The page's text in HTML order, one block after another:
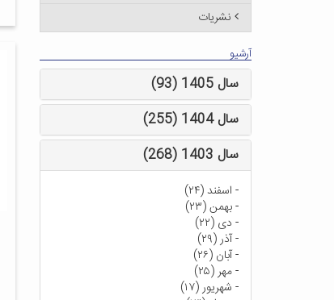
نشریات
آرشیو
سال 1405 (93)
سال 1404 (255)
سال 1403 (268)
- اسفند (۲۴)
-بهمن (۲۳)
- دی (۲۲)
-آذر (۲۹)
-آبان (۲۶)
-مهر (۲۵)
- شهریور (۱۷)